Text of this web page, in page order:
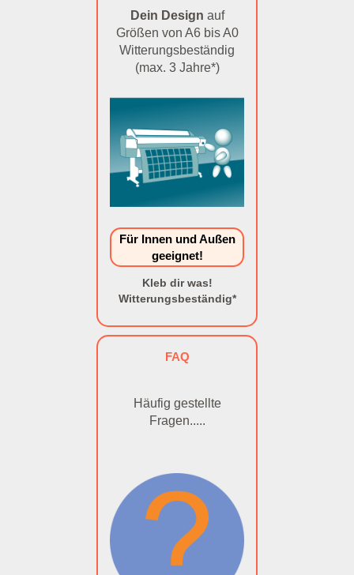
Dein Design auf
Größen von A6 bis A0
Witterungsbeständig
(max. 3 Jahre*)
Für Innen und Außen
geeignet!
Kleb dir was!
Witterungsbeständig*
FAQ
Häufig gestellte
Fragen.....